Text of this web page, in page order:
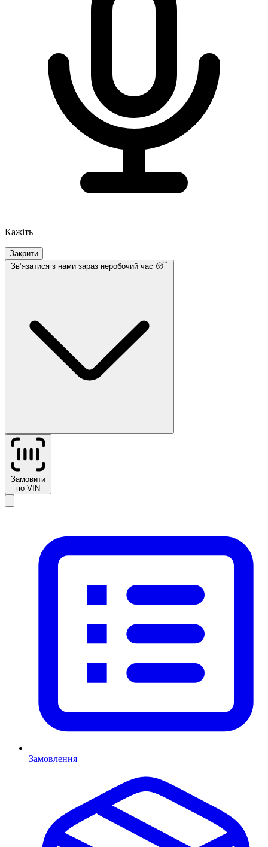
Кажіть
Закрити
Звʼязатися з нами зараз неробочий час 😴
Замовити
по VIN
Замовлення